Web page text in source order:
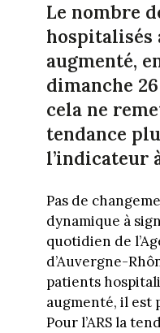
Le nombre
hospitalisés
augmenté,
dimanche
cela ne
tendance
l’indicateur
Pas de
dynamique à
quotidien de
d’Auvergne-
patients
augmenté, il est
Pour l’ARS la